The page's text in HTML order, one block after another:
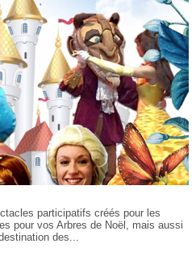
participatifs créés pour les
pour vos Arbres de Noël, mais aussi
des...